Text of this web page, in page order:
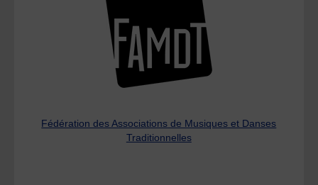
Fédération des Associations de Musiques et Danses
Traditionnelles